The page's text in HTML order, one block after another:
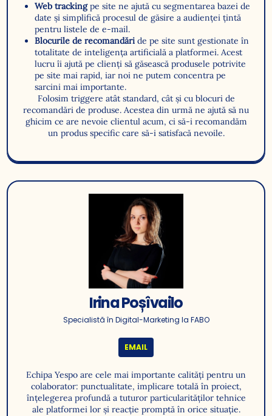
Web trackingpe site ne ajută cu segmentarea bazei de
date și simplifică procesul de găsire a audienței țintă
pentru listele de e-mail.
Blocurile de recomandări de pe site sunt gestionate în
totalitate de inteligența artificială a platformei. Acest
lucru îi ajută pe clienți să găsească produsele potrivite
pe site mai rapid, iar noi ne putem concentra pe
sarcini mai importante.
Folosim triggere atât standard, cât și cu blocuri de
recomandări de produse. Acestea din urmă ne ajută să nu
ghicim ce are nevoie clientul acum, ci să-i recomandăm
un produs specific care să-i satisfacă nevoile.
Irina Poșîvailo
Specialistă în Digital-Marketing la FABO
EMAIL
Echipa Yespo are cele mai importante calități pentru un
colaborator: punctualitate, implicare totală în proiect,
înțelegerea profundă a tuturor particularităților tehnice
ale platformei lor și reacție promptă în orice situație.